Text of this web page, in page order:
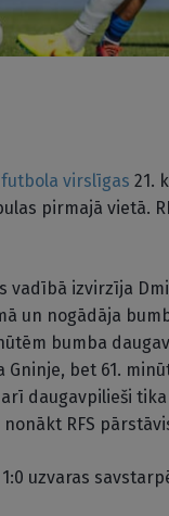
virslīgas 21.
pirmajā vietā.
vadībā izvirzīja
un nogādāja
bumba
bet 61.
daugavpilieši
RFS
uzvaras